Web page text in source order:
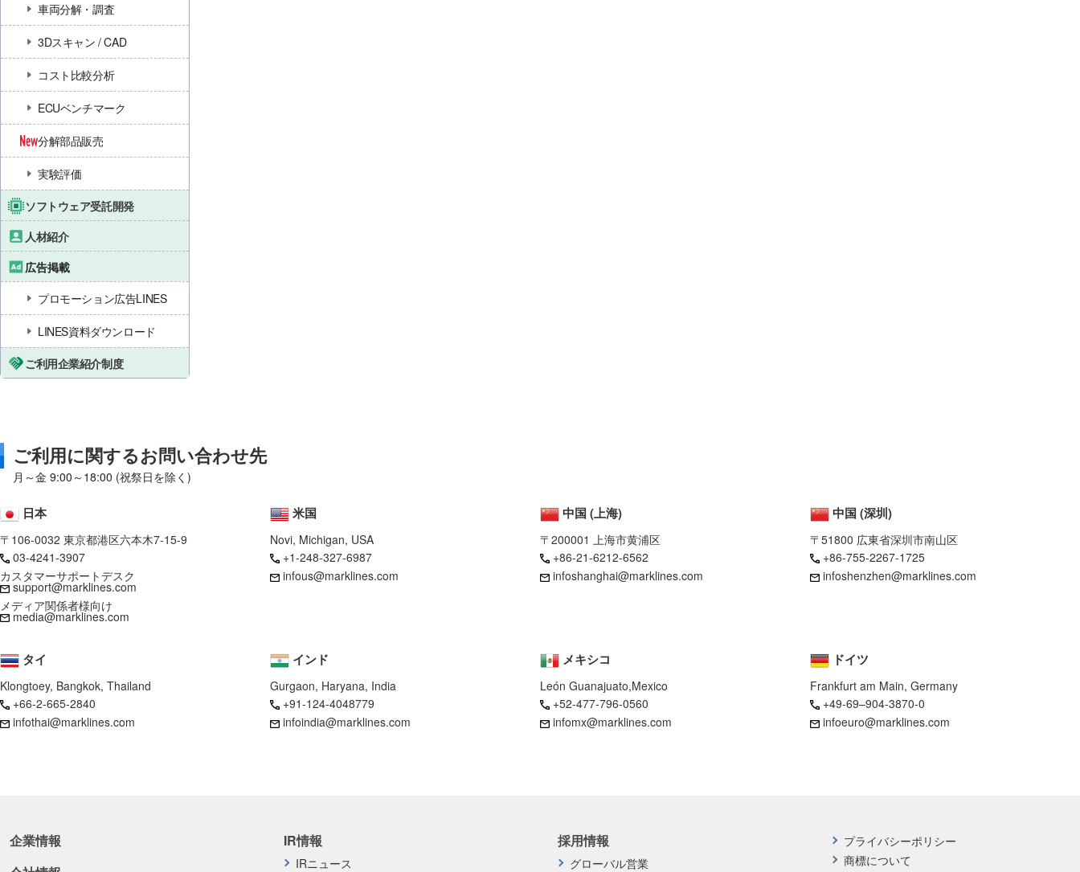
車両分解・調査
3Dスキャン / CAD
コスト比較分析
ECUベンチマーク
分解部品販売
実験評価
ソフトウェア受託開発
人材紹介
広告掲載
プロモーション広告LINES
LINES資料ダウンロード
ご利用企業紹介制度
ご利用に関するお問い合わせ先
月～金 9:00～18:00 (祝祭日を除く)
日本
〒106-0032 東京都港区六本木7-15-9
03-4241-3907
カスタマーサポートデスク
support@marklines.com
メディア関係者様向け
media@marklines.com
米国
Novi, Michigan, USA
+1-248-327-6987
infous@marklines.com
メキシコ
León Guanajuato,Mexico
+52-477-796-0560
infomx@marklines.com
ドイツ
Frankfurt am Main, Germany
+49-69–904-3870-0
infoeuro@marklines.com
中国 (上海)
〒200001 上海市黄浦区
+86-21-6212-6562
infoshanghai@marklines.com
中国 (深圳)
〒51800 広東省深圳市南山区
+86-755-2267-1725
infoshenzhen@marklines.com
タイ
Klongtoey, Bangkok, Thailand
+66-2-665-2840
infothai@marklines.com
インド
Gurgaon, Haryana, India
+91-124-4048779
infoindia@marklines.com
企業情報
プライバシーポリシー
商標について
採用情報
グローバル営業
IR情報
IRニュース